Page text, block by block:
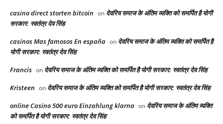
casino direct storten bitcoin on देवरिय समाज के अंतिम व्यक्ति को समर्पित है योगी
सरकार: स्वतंत्र देव सिंह
casinos Mas famosos En españa on देवरिय समाज के अंतिम व्यक्ति को समर्पित है
योगी सरकार: स्वतंत्र देव सिंह
Francis on देवरिय समाज के अंतिम व्यक्ति को समर्पित है योगी सरकार: स्वतंत्र देव सिंह
Kristeen on देवरिय समाज के अंतिम व्यक्ति को समर्पित है योगी सरकार: स्वतंत्र देव सिंह
online Casino 500 euro Einzahlung klarna on देवरिय समाज के अंतिम व्यक्ति
को समर्पित है योगी सरकार: स्वतंत्र देव सिंह